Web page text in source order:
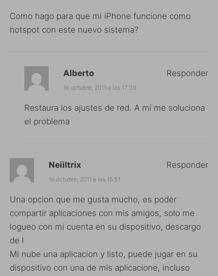
Como hago para que mi iPhone funcione como
hotspot con este nuevo sistema?
Alberto
16 octubre, 2011 a las 17:39
Restaura los ajustes de red. A mí me soluciona
el problema
Responder
Neiiltrix
16 octubre, 2011 a las 15:51
Una opcion que me gusta mucho, es poder
compartir aplicaciones con mis amigos, solo me
logueo con mi cuenta en su dispositivo, descargo
de l
Mi nube una aplicacion y listo, puede jugar en su
dispositivo con una de mis aplicacione, incluso
Responder